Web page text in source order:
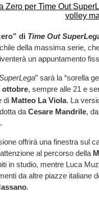
di Time Out
della massima serie,
un appuntamento
” sarà la “sorella
ottobre, sempre alle 21 e
di Matteo La Viola. La
da Cesare Mandrile,
offrirà una finestra sul
al percorso della
in studio, mentre Luca
da altre piazze italiane
.